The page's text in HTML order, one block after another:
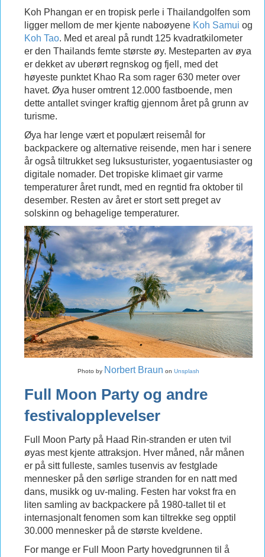
Koh Phangan er en tropisk perle i Thailandgolfen som
ligger mellom de mer kjente naboøyene Koh Samui og
Koh Tao. Med et areal på rundt 125 kvadratkilometer
er den Thailands femte største øy. Mesteparten av øya
er dekket av uberørt regnskog og fjell, med det
høyeste punktet Khao Ra som rager 630 meter over
havet. Øya huser omtrent 12.000 fastboende, men
dette antallet svinger kraftig gjennom året på grunn av
turisme.
Øya har lenge vært et populært reisemål for
backpackere og alternative reisende, men har i senere
år også tiltrukket seg luksusturister, yogaentusiaster og
digitale nomader. Det tropiske klimaet gir varme
temperaturer året rundt, med en regntid fra oktober til
desember. Resten av året er stort sett preget av
solskinn og behagelige temperaturer.
Photo by Norbert Braun on Unsplash
Full Moon Party og andre
festivalopplevelser
Full Moon Party på Haad Rin-stranden er uten tvil
øyas mest kjente attraksjon. Hver måned, når månen
er på sitt fulleste, samles tusenvis av festglade
mennesker på den sørlige stranden for en natt med
dans, musikk og uv-maling. Festen har vokst fra en
liten samling av backpackere på 1980-tallet til et
internasjonalt fenomen som kan tiltrekke seg opptil
30.000 mennesker på de største kveldene.
For mange er Full Moon Party hovedgrunnen til å